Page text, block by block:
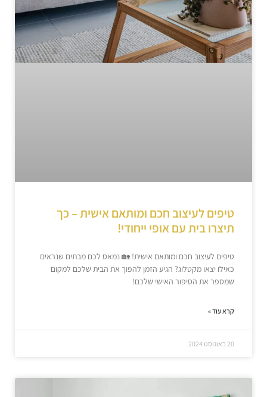
טיפים לעיצוב חכם ומותאם אישית – כך
תיצרו בית עם אופי ייחודי!
טיפים לעיצוב חכם ומותאם אישית! 🏡 נמאס לכם מבתים שנראים
כאילו יצאו מקטלוג? הגיע הזמן להפוך את הבית שלכם למקום
שמספר את הסיפור האישי שלכם!
קרא עוד »
20 באוגוסט 2024